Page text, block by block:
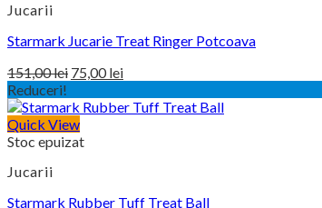
Jucarii
Starmark Jucarie Treat Ringer Potcoava
151,00lei Prețul
a
fost:
151,00 lei.
75,00leiPrețul
este:
Reduceri!
Quick View
Stoc epuizat
Jucarii
Starmark Rubber Tuff Treat Ball